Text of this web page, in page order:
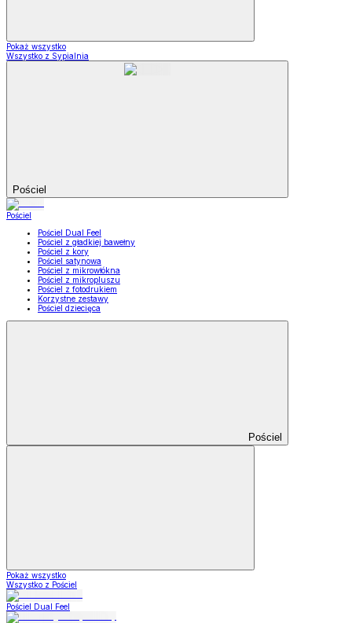
Pokaż wszystko
Wszystko z Sypialnia
Pościel
Pościel
Pościel Dual Feel
Pościel z gładkiej bawełny
Pościel z kory
Pościel satynowa
Pościel z mikrowłókna
Pościel z mikropluszu
Pościel z fotodrukiem
Korzystne zestawy
Pościel dziecięca
Pościel
Pokaż wszystko
Wszystko z Pościel
Pościel Dual Feel